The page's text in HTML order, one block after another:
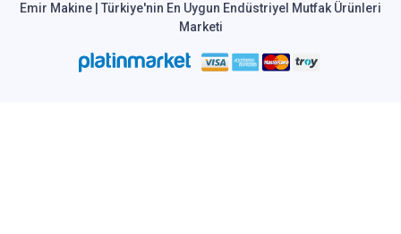
Emir Makine | Türkiye'nin En Uygun Endüstriyel Mutfak Ürünleri
Marketi